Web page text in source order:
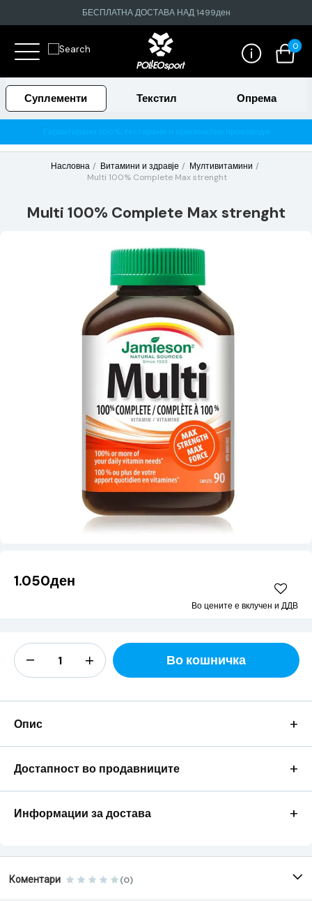
БЕСПЛАТНА ДОСТАВА НАД 1499ден
0
Суплементи Текстил Опрема
Насловна Витамини и здравје
Мултивитамини
Multi 100% Complete Max strenght
Multi 100% Complete Max strenght
1.050ден
Во цените е вклучен и ДДВ
Во кошничка
Опис +
Достапност во продавниците +
Информации за достава +
Коментари (0)